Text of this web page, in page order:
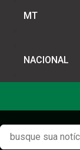
MT
NACIONAL